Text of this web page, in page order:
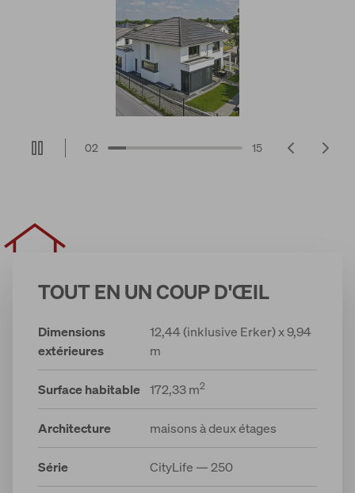
TOUT EN UN COUP D'ŒIL
Dimensions
extérieures
12,44 (inklusive Erker) x 9,94
m
Surface habitable 172,33 m2
Architecture maisons à deux étages
Série CityLife — 250
02 15